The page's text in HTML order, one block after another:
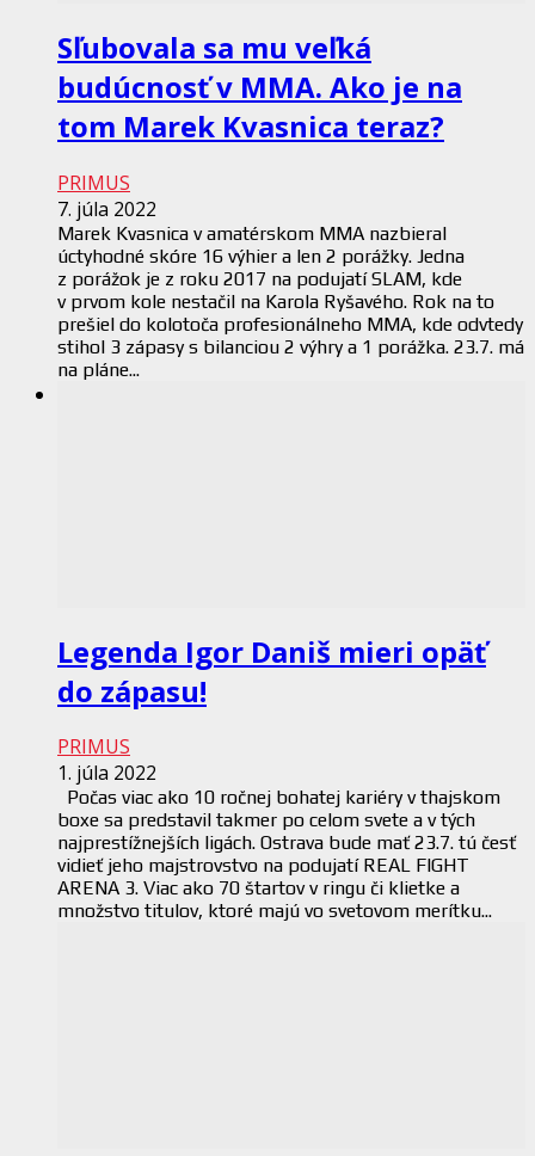
Sľubovala sa mu veľká
budúcnosť v MMA. Ako je na
tom Marek Kvasnica teraz?
PRIMUS
7. júla 2022
Marek Kvasnica v amatérskom MMA nazbieral
úctyhodné skóre 16 výhier a len 2 porážky. Jedna
z porážok je z roku 2017 na podujatí SLAM, kde
v prvom kole nestačil na Karola Ryšavého. Rok na to
prešiel do kolotoča profesionálneho MMA, kde odvtedy
stihol 3 zápasy s bilanciou 2 výhry a 1 porážka. 23.7. má
na pláne...
Legenda Igor Daniš mieri opäť
do zápasu!
PRIMUS
1. júla 2022
Počas viac ako 10 ročnej bohatej kariéry v thajskom
boxe sa predstavil takmer po celom svete a v tých
najprestížnejších ligách. Ostrava bude mať 23.7. tú česť
vidieť jeho majstrovstvo na podujatí REAL FIGHT
ARENA 3. Viac ako 70 štartov v ringu či klietke a
množstvo titulov, ktoré majú vo svetovom merítku...